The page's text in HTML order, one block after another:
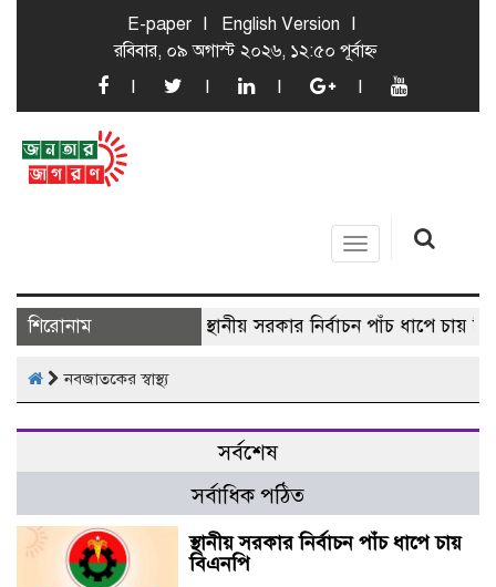
E-paper
English Version
রবিবার, ০৯ অগাস্ট ২০২৬, ১২:৫০ পূর্বাহ্ন
Toggle
navigation
শিরোনাম স্থানীয় সরকার নির্বাচন পাঁচ ধাপে চায়
নবজাতকের স্বাস্থ্য
সর্বশেষ
সর্বাধিক পঠিত
স্থানীয় সরকার নির্বাচন পাঁচ ধাপে চায়
বিএনপি